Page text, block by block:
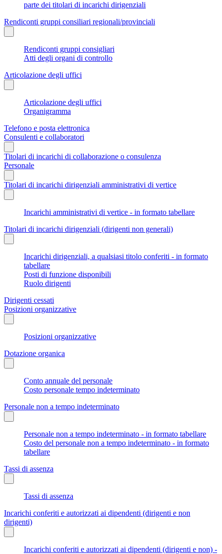
parte dei titolari di incarichi dirigenziali
Rendiconti gruppi consiliari regionali/provinciali
Rendiconti gruppi consigliari
Atti degli organi di controllo
Articolazione degli uffici
Articolazione degli uffici
Organigramma
Telefono e posta elettronica
Consulenti e collaboratori
Titolari di incarichi di collaborazione o consulenza
Personale
Titolari di incarichi dirigenziali amministrativi di vertice
Incarichi amministrativi di vertice - in formato tabellare
Titolari di incarichi dirigenziali (dirigenti non generali)
Incarichi dirigenziali, a qualsiasi titolo conferiti - in formato
tabellare
Posti di funzione disponibili
Ruolo dirigenti
Dirigenti cessati
Posizioni organizzative
Posizioni organizzative
Dotazione organica
Conto annuale del personale
Costo personale tempo indeterminato
Personale non a tempo indeterminato
Personale non a tempo indeterminato - in formato tabellare
Costo del personale non a tempo indeterminato - in formato
tabellare
Tassi di assenza
Tassi di assenza
Incarichi conferiti e autorizzati ai dipendenti (dirigenti e non
dirigenti)
Incarichi conferiti e autorizzati ai dipendenti (dirigenti e non) -